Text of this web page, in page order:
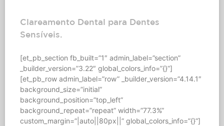
Clareamento Dental para Dentes
Sensíveis.
[et_pb_section fb_built=”1″ admin_label=”section”
_builder_version=”3.22″ global_colors_info=”{}”]
[et_pb_row admin_label=”row” _builder_version=”4.14.1″
background_size=”initial”
background_position=”top_left”
background_repeat=”repeat” width=”77.3%”
custom_margin=”|auto||80px||” global_colors_info=”{}”]